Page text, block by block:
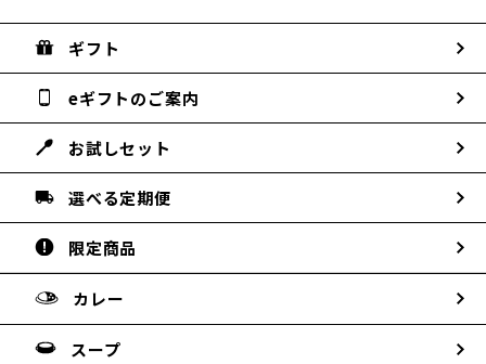
ギフト
eギフトのご案内
お試しセット
選べる定期便
限定商品
カレー
スープ